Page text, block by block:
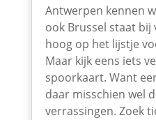
Antwerpen kennen
ook Brussel staat bij
hoog op het lijstje
Maar kijk eens iets
spoorkaart. Want
daar misschien wel
verrassingen. Zoek